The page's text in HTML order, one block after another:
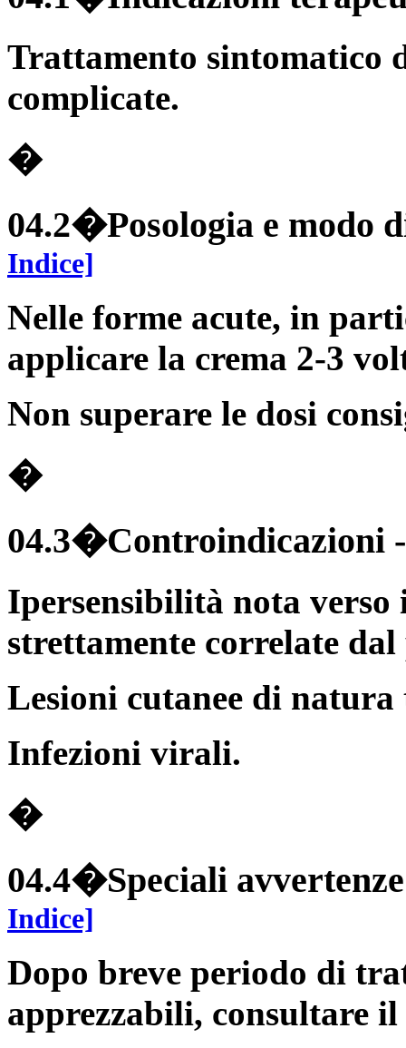
Trattamento sintomatico
complicate.
�
04.2�Posologia e modo
Indice]
Nelle forme acute, in
applicare la crema 2-3
Non superare le dosi
�
04.3�Controindicazioni
Ipersensibilità nota verso
strettamente correlate
Lesioni cutanee di natura
Infezioni virali.
�
04.4�Speciali
Indice]
Dopo breve periodo di
apprezzabili, consultare il